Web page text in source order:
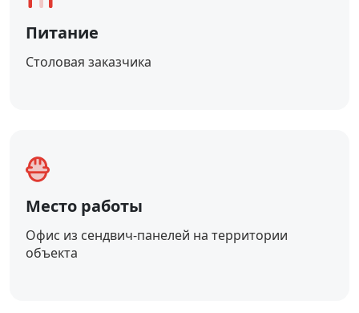
Питание
Столовая заказчика
Место работы
Офис из сендвич-панелей на территории
объекта